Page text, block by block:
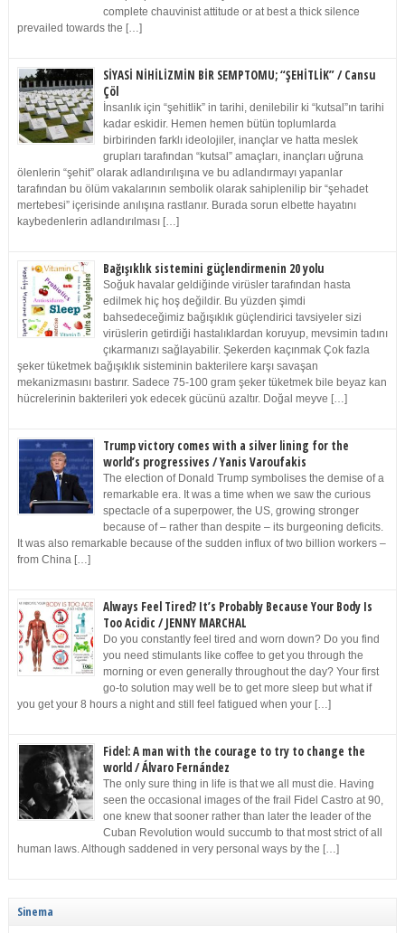
complete chauvinist attitude or at best a thick silence
prevailed towards the […]
SİYASİ NİHİLİZMİN BİR SEMPTOMU; “ŞEHİTLİK” / Cansu
Çöl
İnsanlık için “şehitlik” in tarihi, denilebilir ki “kutsal”ın tarihi
kadar eskidir. Hemen hemen bütün toplumlarda
birbirinden farklı ideolojiler, inançlar ve hatta meslek
grupları tarafından “kutsal” amaçları, inançları uğruna
ölenlerin “şehit” olarak adlandırılışına ve bu adlandırmayı yapanlar
tarafından bu ölüm vakalarının sembolik olarak sahiplenilip bir “şehadet
mertebesi” içerisinde anılışına rastlanır. Burada sorun elbette hayatını
kaybedenlerin adlandırılması […]
Bağışıklık sistemini güçlendirmenin 20 yolu
Soğuk havalar geldiğinde virüsler tarafından hasta
edilmek hiç hoş değildir. Bu yüzden şimdi
bahsedeceğimiz bağışıklık güçlendirici tavsiyeler sizi
virüslerin getirdiği hastalıklardan koruyup, mevsimin tadını
çıkarmanızı sağlayabilir. Şekerden kaçınmak Çok fazla
şeker tüketmek bağışıklık sisteminin bakterilere karşı savaşan
mekanizmasını bastırır. Sadece 75-100 gram şeker tüketmek bile beyaz kan
hücrelerinin bakterileri yok edecek gücünü azaltır. Doğal meyve […]
Trump victory comes with a silver lining for the
world’s progressives / Yanis Varoufakis
The election of Donald Trump symbolises the demise of a
remarkable era. It was a time when we saw the curious
spectacle of a superpower, the US, growing stronger
because of – rather than despite – its burgeoning deficits.
It was also remarkable because of the sudden influx of two billion workers –
from China […]
Always Feel Tired? It’s Probably Because Your Body Is
Too Acidic / JENNY MARCHAL
Do you constantly feel tired and worn down? Do you find
you need stimulants like coffee to get you through the
morning or even generally throughout the day? Your first
go-to solution may well be to get more sleep but what if
you get your 8 hours a night and still feel fatigued when your […]
Fidel: A man with the courage to try to change the
world / Álvaro Fernández
The only sure thing in life is that we all must die. Having
seen the occasional images of the frail Fidel Castro at 90,
one knew that sooner rather than later the leader of the
Cuban Revolution would succumb to that most strict of all
human laws. Although saddened in very personal ways by the […]
Sinema